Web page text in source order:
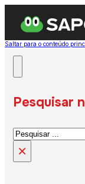
Saltar para o conteúdo
Pesquisar
Pesquisar
×